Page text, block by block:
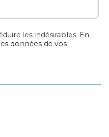
les indésirables. En
données de vos